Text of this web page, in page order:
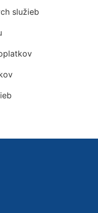
služieb